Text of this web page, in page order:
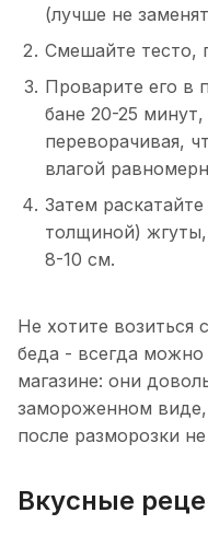
(лучше не
Смешайте тесто,
Проварите его в
бане 20-25
переворачивая,
влагой
Затем
толщиной)
8-10 см.
Не хотите возиться
беда - всегда можно
магазине: они
замороженном виде,
после разморозки
Вкусные